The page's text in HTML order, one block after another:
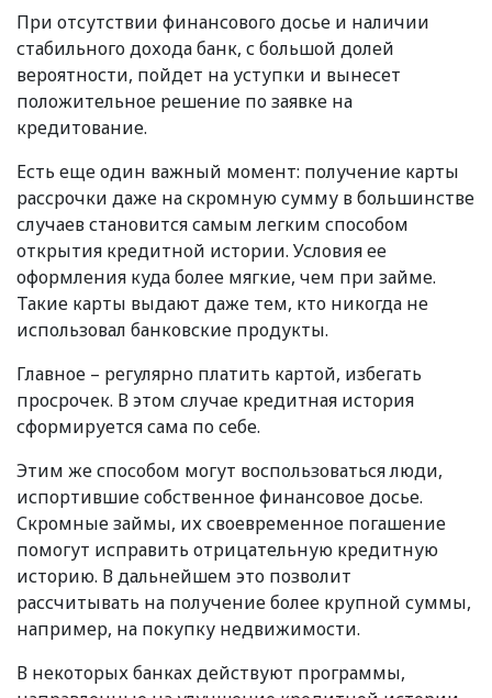
При отсутствии финансового досье и наличии
стабильного дохода банк, с большой долей
вероятности, пойдет на уступки и вынесет
положительное решение по заявке на
кредитование.
Есть еще один важный момент: получение карты
рассрочки даже на скромную сумму в большинстве
случаев становится самым легким способом
открытия кредитной истории. Условия ее
оформления куда более мягкие, чем при займе.
Такие карты выдают даже тем, кто никогда не
использовал банковские продукты.
Главное – регулярно платить картой, избегать
просрочек. В этом случае кредитная история
сформируется сама по себе.
Этим же способом могут воспользоваться люди,
испортившие собственное финансовое досье.
Скромные займы, их своевременное погашение
помогут исправить отрицательную кредитную
историю. В дальнейшем это позволит
рассчитывать на получение более крупной суммы,
например, на покупку недвижимости.
В некоторых банках действуют программы,